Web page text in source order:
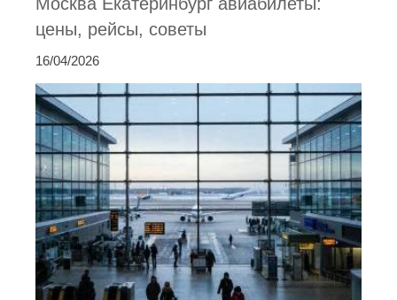
цены, рейсы, советы
16/04/2026